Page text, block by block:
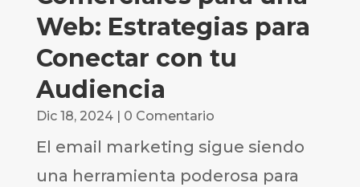
Web: Estrategias para
Conectar con tu
Audiencia
Dic 18, 2024| 0 Comentario
El email marketing sigue siendo
una herramienta poderosa para